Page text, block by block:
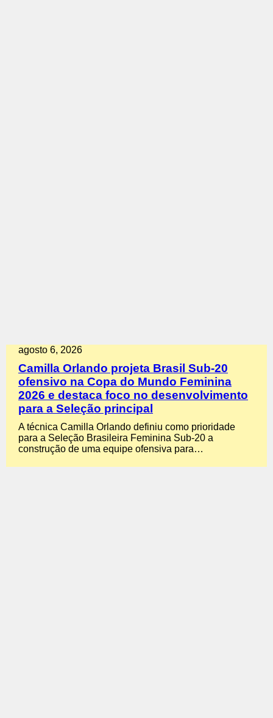
agosto 6, 2026
Camilla Orlando projeta Brasil Sub-20
ofensivo na Copa do Mundo Feminina
2026 e destaca foco no desenvolvimento
para a Seleção principal
A técnica Camilla Orlando definiu como prioridade
para a Seleção Brasileira Feminina Sub-20 a
construção de uma equipe ofensiva para…